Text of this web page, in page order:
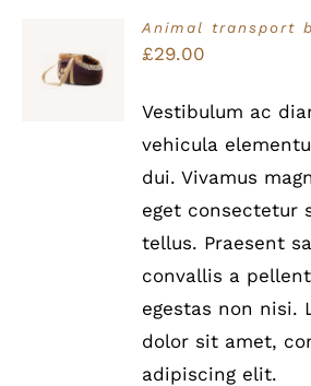
Bewertet
mit5.00von
5
IN DEN
WARENKORB
Animal transport
£29.00
Vestibulum ac
vehicula
dui. Vivamus
eget consectetur
tellus. Praesent
convallis a
egestas non nisi.
dolor sit amet,
adipiscing elit.